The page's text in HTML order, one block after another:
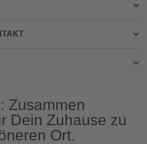
Zusammen
Dein Zuhause zu
Ort.